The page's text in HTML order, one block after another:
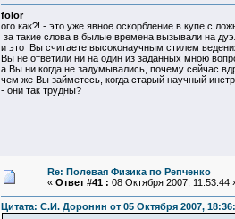
folor
ого как?! - это уже явное оскорбление в купе с
за такие слова в былые времена вызывали на
и это Вы считаете высоконаучным стилем
Вы не ответили ни на один из заданных мною
а Вы ни когда не задумывались, почему сейчас
чем же Вы займетесь, когда старый научный
- они так трудны?
Re: Полевая Физика по Репченко
« Ответ #41 : 08 Октября 2007, 11:53:44
Цитата: С.И. Доронин от 05 Октября 2007,